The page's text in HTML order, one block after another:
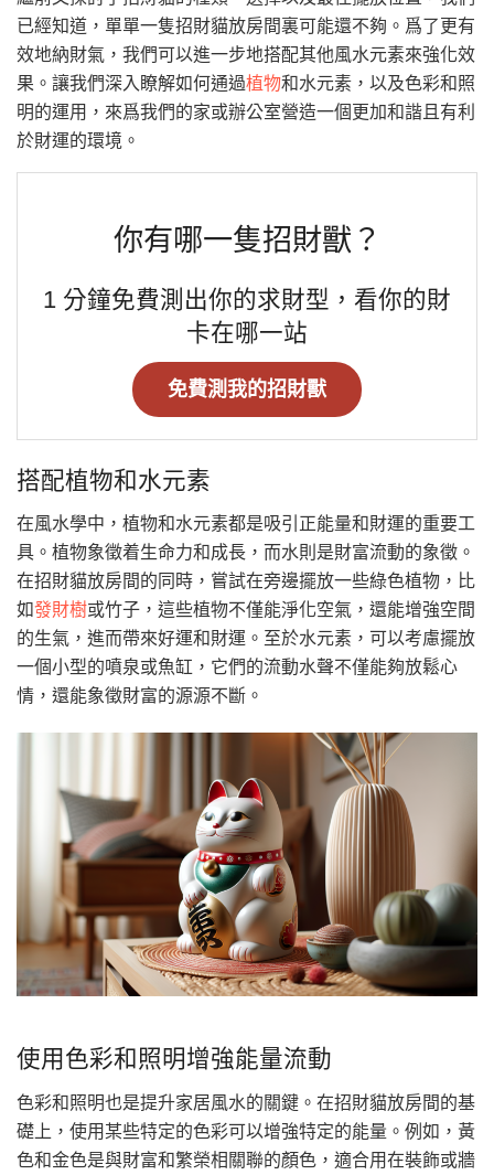
已經知道，單單一隻招財貓放房間裏可能還不夠。爲了更有
效地納財氣，我們可以進一步地搭配其他風水元素來強化效
果。讓我們深入瞭解如何通過植物和水元素，以及色彩和照
明的運用，來爲我們的家或辦公室營造一個更加和諧且有利
於財運的環境。
你有哪一隻招財獸？
1 分鐘免費測出你的求財型，看你的財
卡在哪一站
免費測我的招財獸
搭配植物和水元素
在風水學中，植物和水元素都是吸引正能量和財運的重要工
具。植物象徵着生命力和成長，而水則是財富流動的象徵。
在招財貓放房間的同時，嘗試在旁邊擺放一些綠色植物，比
如發財樹或竹子，這些植物不僅能淨化空氣，還能增強空間
的生氣，進而帶來好運和財運。至於水元素，可以考慮擺放
一個小型的噴泉或魚缸，它們的流動水聲不僅能夠放鬆心
情，還能象徵財富的源源不斷。
使用色彩和照明增強能量流動
色彩和照明也是提升家居風水的關鍵。在招財貓放房間的基
礎上，使用某些特定的色彩可以增強特定的能量。例如，黃
色和金色是與財富和繁榮相關聯的顏色，適合用在裝飾或牆